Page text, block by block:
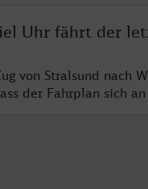
Uhr fährt der
von Stralsund nach
der Fahrplan sich